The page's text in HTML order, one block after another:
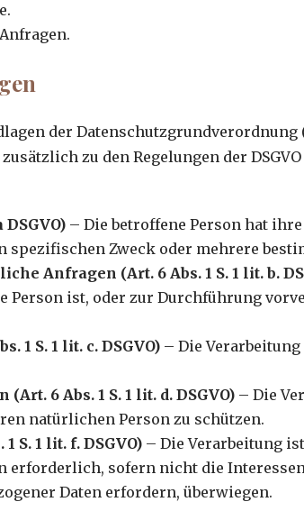
der Datenschutzgrundverordnung
zu den Regelungen der
– Die betroffene Person hat
spezifischen Zweck oder mehrere
Anfragen (Art. 6 Abs. 1 S. 1 lit. b.
Person ist, oder zur Durchführung
1 S. 1 lit. c. DSGVO) – Die
6 Abs. 1 S. 1 lit. d. DSGVO) – Die
natürlichen Person zu schützen.
S. 1 lit. f. DSGVO) – Die Verarbeitung
erforderlich, sofern nicht die
Daten erfordern, überwiegen.